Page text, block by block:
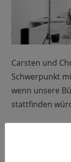
Carsten und
Schwerpunkt
wenn unsere
stattfinden
psychischen